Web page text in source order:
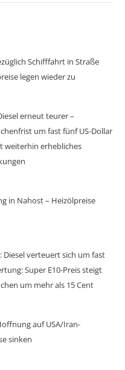
Schifffahrt in Straße
legen wieder zu
erneut teurer –
um fast fünf US-Dollar
weiterhin erhebliches
in Nahost – Heizölpreise
Diesel verteuert sich um fast
Super E10-Preis steigt
um mehr als 15 Cent
auf USA/Iran-
sinken